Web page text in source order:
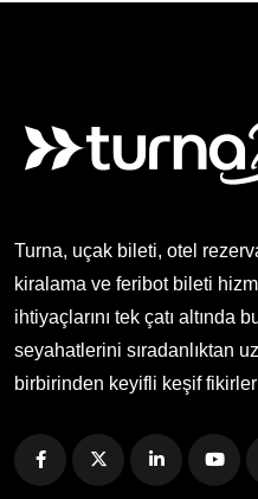
Turna, uçak bileti, otel
kiralama ve feribot bileti
ihtiyaçlarını tek çatı altında
seyahatlerini sıradanlıktan
birbirinden keyifli keşif